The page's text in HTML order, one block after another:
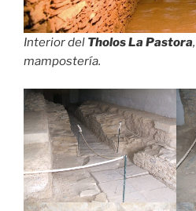
Interior del Tholos La Pastora
mampostería.